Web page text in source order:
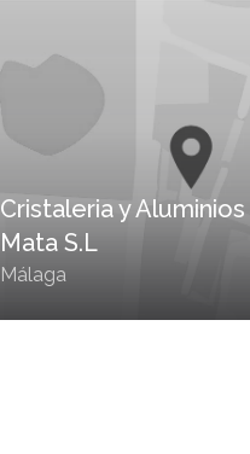
Cristaleria y Aluminios
Mata S.L
Málaga